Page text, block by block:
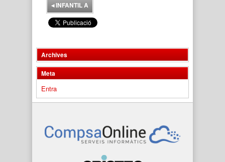
◂INFANTIL A
Archives
Meta
Entra